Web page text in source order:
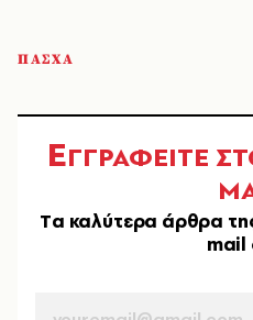
ΠΑΣΧΑ
ΕΓΓΡΑΦΕΙΤΕ
Tα καλύτερα άρθρα
mail